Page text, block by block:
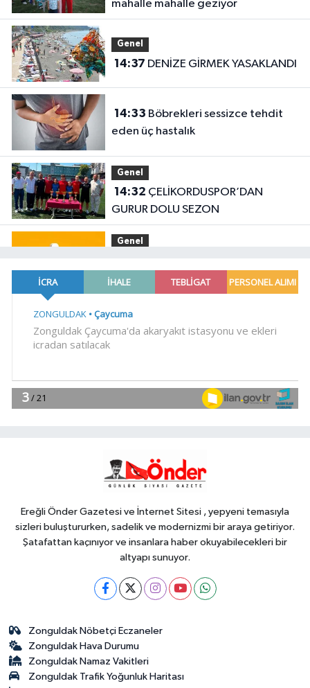
mahalle mahalle geziyor
Genel
14:37 DENİZE GİRMEK YASAKLANDI
14:33
eden üç hastalık
Genel
14:32
GURUR DOLU SEZON
Genel
SAVAŞINI KAYBETTİ
14:26Manisa Büyükşehir'den
14:14
pazarlardan aylık 600 ton atık
Ereğli Önder Gazetesi ve İnternet Sitesi , yepyeni temasıyla
sizleri buluştururken, sadelik ve modernizmi bir araya getiriyor.
Şatafattan kaçınıyor ve insanlara haber okuyabilecekleri bir
altyapı sunuyor.
Zonguldak Nöbetçi Eczaneler
Zonguldak Hava Durumu
Zonguldak Namaz Vakitleri
Zonguldak Trafik Yoğunluk Haritası